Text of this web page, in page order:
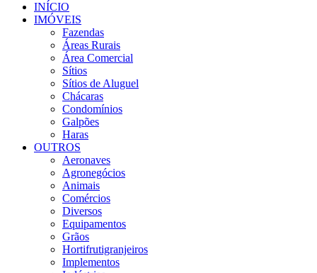
INÍCIO
IMÓVEIS
Fazendas
Áreas Rurais
Área Comercial
Sítios
Sítios de Aluguel
Chácaras
Condomínios
Galpões
Haras
OUTROS
Aeronaves
Agronegócios
Animais
Comércios
Diversos
Equipamentos
Grãos
Hortifrutigranjeiros
Implementos